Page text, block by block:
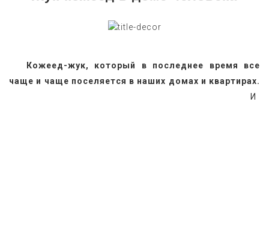
Кожеед-жук, который в последнее время все
чаще и чаще поселяется в наших домах и квартирах.
И